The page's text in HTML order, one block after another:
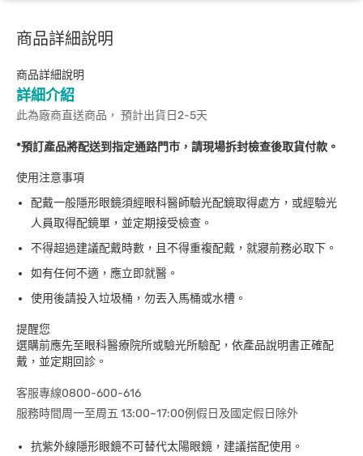
商品詳細說明
商品詳細說明
詳細介紹
此為廠商直送商品， 預計出貨日2-5天
*預訂產品將配送到指定通路門市，請現場拆封檢查後取貨付款。
使用注意事項
配戴一般隱形眼鏡須經眼科醫師驗光配鏡取得處方，或經驗光
人員取得配鏡單，並定期接受檢查。
不得超過建議配戴時數，且不得重複配戴，就寢前務必取下。
如有任何不適，應立即就醫。
使用後請投入垃圾桶，勿丟入馬桶或水槽。
提醒您
選購前應先至眼科醫療院所或驗光所驗配，依產品說明書正確配
戴，並定期回診。
客服專線0800-600-616
服務時間周一至周五 13:00~17:00例假日及國定假日除外
抗紫外線隱形眼鏡不可替代太陽眼鏡，建議搭配使用。